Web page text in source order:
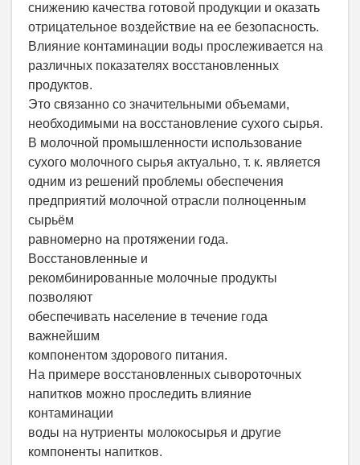
снижению качества готовой продукции и оказать
отрицательное воздействие на ее безопасность.
Влияние контаминации воды прослеживается на
различных показателях восстановленных
продуктов.
Это связанно со значительными объемами,
необходимыми на восстановление сухого сырья.
В молочной промышленности использование
сухого молочного сырья актуально, т. к. является
одним из решений проблемы обеспечения
предприятий молочной отрасли полноценным
сырьём
равномерно на протяжении года.
Восстановленные и
рекомбинированные молочные продукты
позволяют
обеспечивать население в течение года
важнейшим
компонентом здорового питания.
На примере восстановленных сывороточных
напитков можно проследить влияние
контаминации
воды на нутриенты молокосырья и другие
компоненты напитков.